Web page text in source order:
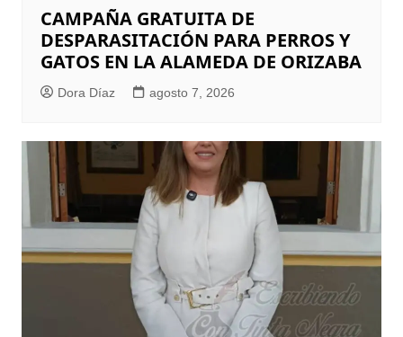
CAMPAÑA GRATUITA DE
DESPARASITACIÓN PARA PERROS Y
GATOS EN LA ALAMEDA DE ORIZABA
Dora Díaz agosto 7, 2026